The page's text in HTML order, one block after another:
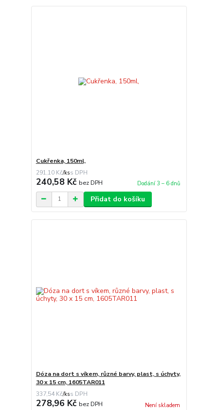
Cukřenka, 150ml,
291,10 Kč/ks
240,58 Kč bez DPH Dodání 3 – 6 dnů
Přidat do košíku
Dóza na dort s víkem, různé barvy, plast, s úchyty,
30 x 15 cm, 1605TAR011
337,54 Kč/ks
278,96 Kč bez DPH Není skladem